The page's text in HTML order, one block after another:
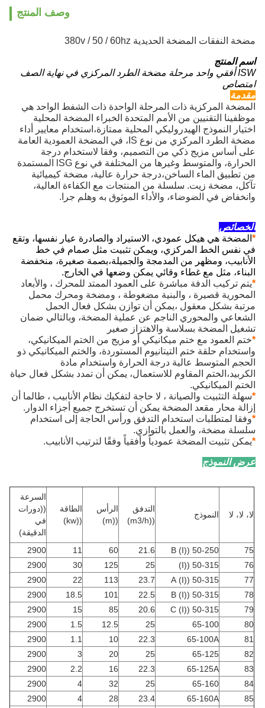
وصف المنتج
مضخة النفقات المضخة الحديدية 380v / 50 / 60hz
اسم المنتج
ISW أفقي واحد مرحلة مضخة الطرد المركزي في نهاية الصف
امتصاص
مقدمة
المضخة المركزية ذات المرحلة الواحدة ذات الشفط الواحد هي
موظفينا التقنيين من الأمم المتحدة الخبراء المضخة المحلية
اختيار النموذج الهيدروليكي المحلية ممتازة،استخدام معايير أداء
مضخة الطرد المركزي من نوع IS، في المضخة العمودية العامة
على أساس مزيج ذكي من التصميم، وفقا لاستخدام درجة
الحرارة، والمتوسط وغيرها من المختلفة في نوع lSG المستمدة
من تطبيق الماء الساخن،درجة حرارة عالية، مضخة كيميائية
تآكل، مضخة زيت. سلسلة من المنتجات مع الكفاءة العالية،
وانخفاض في الضوضاء، والأداء الموثوق به وهلم جرا.
الخصائص
* المضخة هي هيكل عمودي، الاستيراد والصادرة عيار نفسها، وتقع
في نفس الخط المركزي، ويمكن تثبيت مثل صمام في خط
الأنابيب، ومظهر من المدمجة والجميلة،بصمة صغيرة، منخفضة
البناء، مثل مع غطاء وقائي يمكن وضعها في الخارج.
*يتم تركيب الدفة مباشرة على العمود الممتد للمحرك ، والأبعاد
المحورية قصيرة ، والبنية مضغوطة ، ومضخة ومحرك محمل
مرتبة بشكل معقول ،يمكن أن توازن بشكل فعال الحمل
الشعاعي والمحوري الناجم عن عملية المضخة، وبالتالي ضمان
تشغيل المضخة بسلاسة والاهتزاز صغير
*ختم العمود مع ختم ميكانيكي أو مزيج من الختم الميكانيكي،
واستخدام حلقة ختم التيتانيوم المستوردة، والختم الميكانيكي ذو
الحجم المتوسط عالية درجة الحرارة واستخدام مادة
الكربيد،الختم المقاوم للاستعمال، يمكن أن تمدد بشكل فعال حياة
الختم الميكانيكي.
*سهلة التثبيت والصيانة ، لا حاجة لتفكيك نظام الأنابيب ، طالما أن
إزالة محار مقعد المضخة يمكن أن تستخرج جميع أجزاء الدوار.
*وفقا لمتطلبات استخدام التدفق ورأس الحاجة إلى استخدام
سلسلة مضخة، والعمل بالتوازي.
*يمكن تثبيت المضخة عمودياً وأفقياً وفقًا لترتيب الأنابيب.
عرض النموذج
لا، لا، لا النموذج
التدفق
((m3/h)
الرأس
((m)
الطاقة
((kw)
السرعة
((دورات
في
الدقيقة)
75
50-250 ((I) B
21.6
60
11
2900
76
50-315 ((I)
25
125
30
2900
77
50-315 ((I) A
23.7
113
22
2900
78
50-315 ((I) B
22.5
101
18.5
2900
79
50-315 ((I) C
20.6
85
15
2900
80
65-100
25
12.5
1.5
2900
81
65-100A
22.3
10
1.1
2900
82
65-125
25
20
3
2900
83
65-125A
22.3
16
2.2
2900
84
65-160
25
32
4
2900
85
65-160A
23.4
28
4
2900